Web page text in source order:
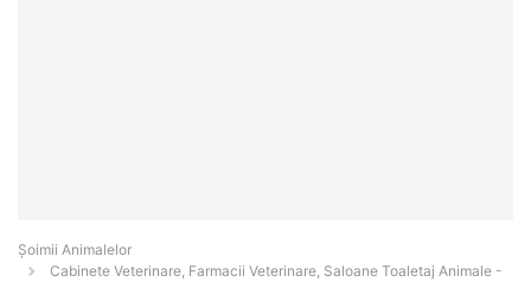
Şoimii Animalelor
Cabinete Veterinare, Farmacii Veterinare, Saloane Toaletaj Animale -